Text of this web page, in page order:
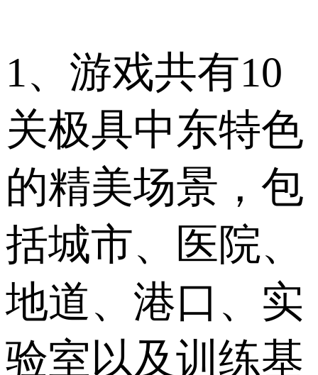
1、游戏共有10
关极具中东特色
的精美场景，包
括城市、医院、
地道、港口、实
验室以及训练基